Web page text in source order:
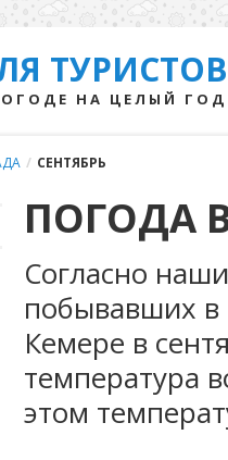
ТУРИСТОВ
НА ЦЕЛЫЙ ГОД
/ СЕНТЯБРЬ
ПОГОДА
Согласно
побывавших в
Кемере в
температура
этом